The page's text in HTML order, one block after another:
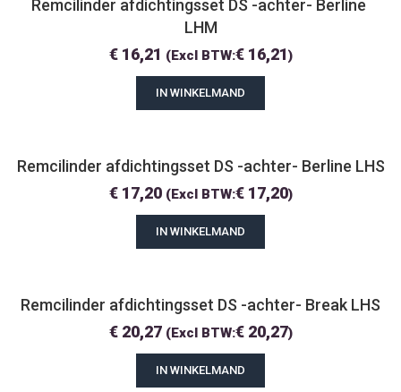
Remcilinder afdichtingsset DS -achter- Berline
LHM
€16,21 (Excl BTW:€16,21)
IN WINKELMAND
Remcilinder afdichtingsset DS -achter- Berline LHS
€17,20 (Excl BTW:€17,20)
IN WINKELMAND
Remcilinder afdichtingsset DS -achter- Break LHS
€20,27 (Excl BTW:€20,27)
IN WINKELMAND